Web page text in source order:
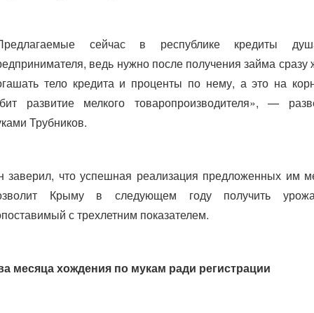
сейчас в республике кредиты
ведь нужно после получения займа сразу
тело кредита и проценты по нему, а это на
развитие мелкого товаропроизводителя», —
Трубников.
заверил, что успешная реализация предложенных им
Крыму в следующем году получить
с трехлетним показателем.
месяца хождения по мукам ради регистрации